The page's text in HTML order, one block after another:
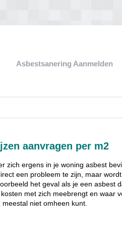
Asbestsanering Aanmelden
aanvragen per m2
zich ergens in je woning asbest
een probleem te zijn, maar
het geval als je een asbest
met zich meebrengt en waar
niet omheen kunt.